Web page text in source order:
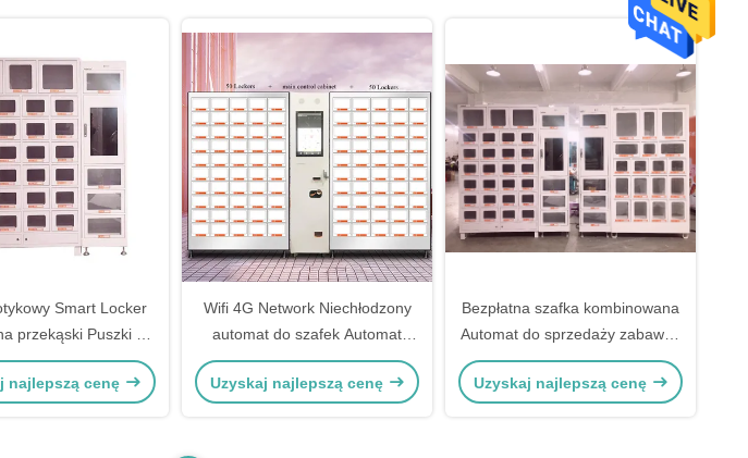
Smart Locker
przekąski Puszki na
Zabawki Świeca
najlepszą cenę
Wifi 4G Network Niechłodzony
automat do szafek Automat
kombinowany
Uzyskaj najlepszą cenę
Bezpłatna szafka kombinowana
Automat do sprzedaży zabawek
erotycznych Automat do
sprzedaży dużych przedmiotów
Uzyskaj najlepszą cenę